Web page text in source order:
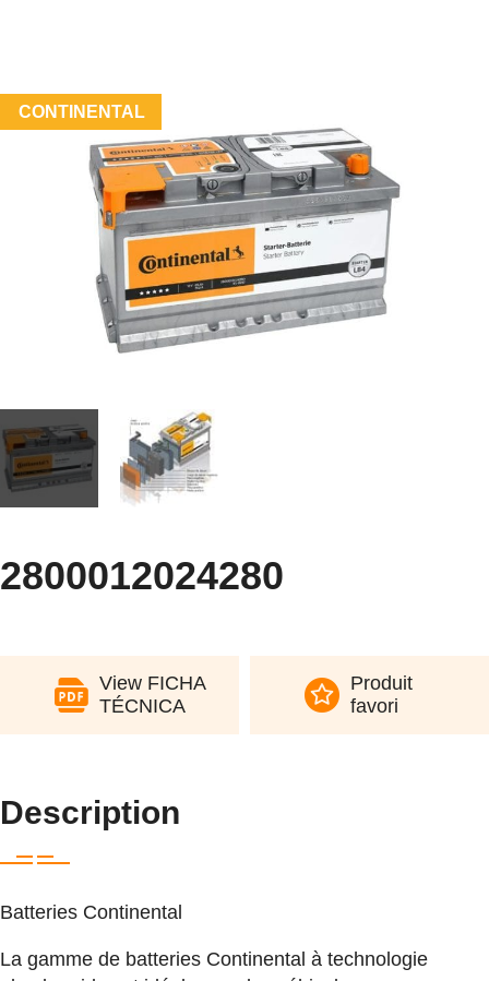
CONTINENTAL
2800012024280
View FICHA
TÉCNICA
Produit
favori
Description
Batteries Continental
La gamme de batteries Continental à technologie